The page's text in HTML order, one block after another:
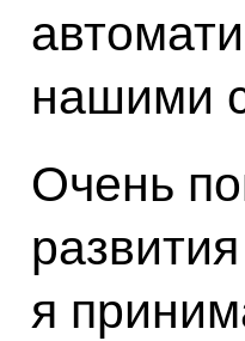
нашими
Очень
я